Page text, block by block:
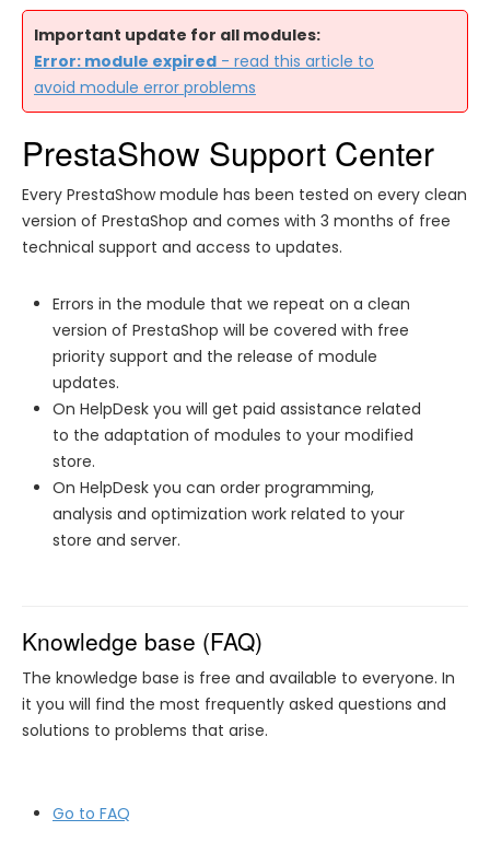
Important update for all modules:
Error: module expired - read this article to
avoid module error problems
PrestaShow Support Center
Every PrestaShow module has been tested on every clean
version of PrestaShop and comes with 3 months of free
technical support and access to updates.
Errors in the module that we repeat on a clean
version of PrestaShop will be covered with free
priority support and the release of module
updates.
On HelpDesk you will get paid assistance related
to the adaptation of modules to your modified
store.
On HelpDesk you can order programming,
analysis and optimization work related to your
store and server.
Knowledge base (FAQ)
The knowledge base is free and available to everyone. In
it you will find the most frequently asked questions and
solutions to problems that arise.
Go to FAQ